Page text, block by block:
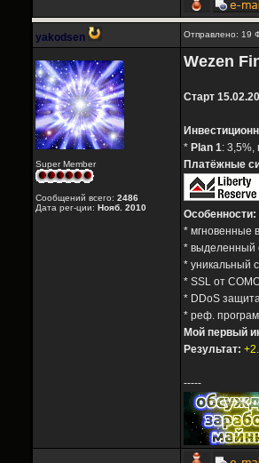
yakodsen Отправлено: 19
Super Member
Сообщений всего: 2486
Дата рег-ции: Нояб. 2010
Wezen
Старт
* Plan 1: 3,5%,
Платёжные
Особенности:
* мгновенные
* выделенный
* уникальный
* SSL от
* DDoS
* реф.
Мой первый
Результат:
-----